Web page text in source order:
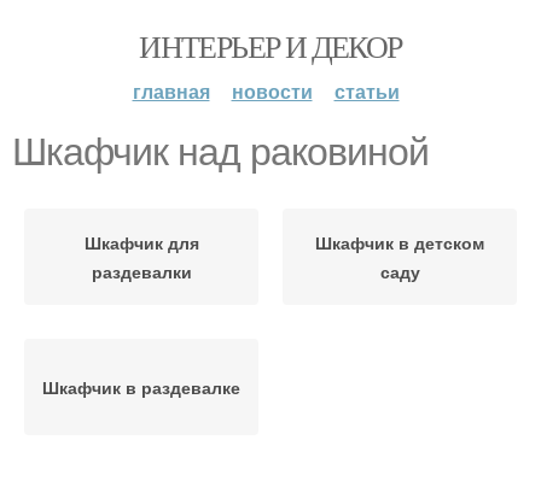
ИНТЕРЬЕР И ДЕКОР
главная новости статьи
Шкафчик над раковиной
Шкафчик для
раздевалки
Шкафчик в детском
саду
Шкафчик в раздевалке